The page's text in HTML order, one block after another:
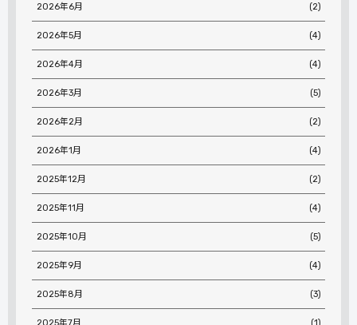
2026年6月 (2)
2026年5月 (4)
2026年4月 (4)
2026年3月 (5)
2026年2月 (2)
2026年1月 (4)
2025年12月 (2)
2025年11月 (4)
2025年10月 (5)
2025年9月 (4)
2025年8月 (3)
2025年7月 (1)